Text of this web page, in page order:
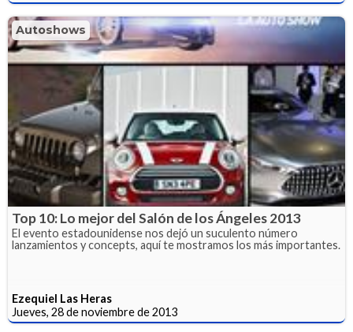
Autoshows
Top 10: Lo mejor del Salón de los Ángeles 2013
El evento estadounidense nos dejó un suculento número
lanzamientos y concepts, aquí te mostramos los más importantes.
Ezequiel Las Heras
Jueves, 28 de noviembre de 2013